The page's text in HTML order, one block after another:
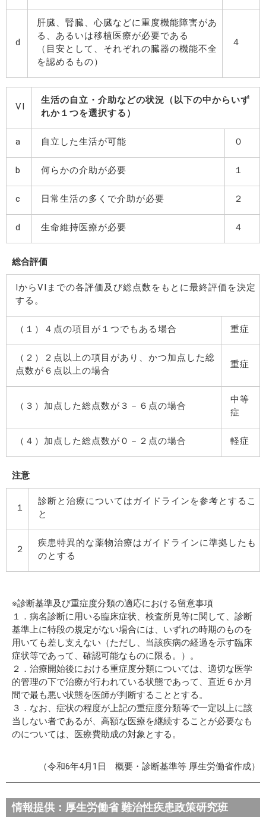
d
肝臓、腎臓、心臓などに重度機能障害があ
る、あるいは移植医療が必要である
（目安として、それぞれの臓器の機能不全
を認めるもの）
４
VI
生活の自立・介助などの状況（以下の中からいず
れか１つを選択する）
a 自立した生活が可能 ０
b 何らかの介助が必要 １
c 日常生活の多くで介助が必要 ２
d 生命維持医療が必要 ４
総合評価
IからVIまでの各評価及び総点数をもとに最終評価を決定
する。
（１）４点の項目が１つでもある場合 重症
（２）２点以上の項目があり、かつ加点した総
点数が６点以上の場合
重症
（３）加点した総点数が３－６点の場合
中等
症
（４）加点した総点数が０－２点の場合 軽症
注意
１
診断と治療についてはガイドラインを参考とするこ
と
２
疾患特異的な薬物治療はガイドラインに準拠したも
のとする
※診断基準及び重症度分類の適応における留意事項
１．病名診断に用いる臨床症状、検査所見等に関して、診断
基準上に特段の規定がない場合には、いずれの時期のものを
用いても差し支えない（ただし、当該疾病の経過を示す臨床
症状等であって、確認可能なものに限る。）。
２．治療開始後における重症度分類については、適切な医学
的管理の下で治療が行われている状態であって、直近６か月
間で最も悪い状態を医師が判断することとする。
３．なお、症状の程度が上記の重症度分類等で一定以上に該
当しない者であるが、高額な医療を継続することが必要なも
のについては、医療費助成の対象とする。
（令和6年4月1日 概要・診断基準等 厚生労働省作成）
情報提供：厚生労働省 難治性疾患政策研究班